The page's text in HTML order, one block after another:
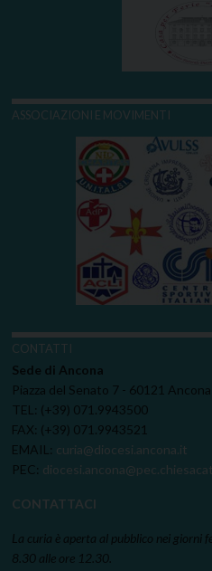
ASSOCIAZIONI E MOVIMENTI
CONTATTI
Sede di Ancona
Piazza del Senato 7 - 60121 Ancona
TEL: (+39) 071.9943500
FAX: (+39) 071.9943521
EMAIL: curia@diocesi.ancona.it
PEC:
CONTATTACI
La curia è aperta al pubblico nei giorni
8.30 alle ore 12.30.